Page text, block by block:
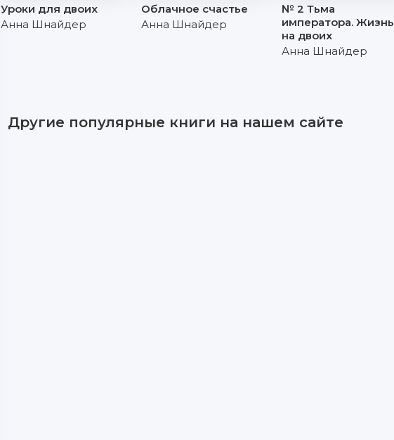
Уроки для двоих
Анна Шнайдер
Облачное счастье
Анна Шнайдер
№ 2 Тьма
императора. Жизнь
на двоих
Анна Шнайдер
Другие популярные книги на нашем сайте